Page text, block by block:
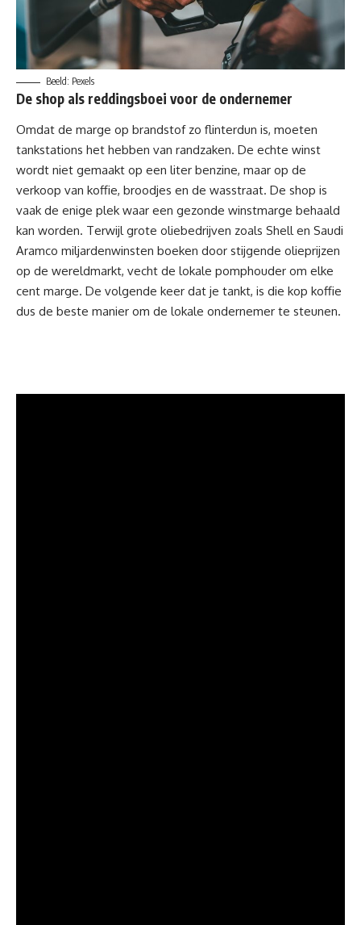
Beeld: Pexels
De shop als reddingsboei voor de ondernemer
Omdat de marge op brandstof zo flinterdun is, moeten
tankstations het hebben van randzaken. De echte winst
wordt niet gemaakt op een liter benzine, maar op de
verkoop van koffie, broodjes en de wasstraat. De shop is
vaak de enige plek waar een gezonde winstmarge behaald
kan worden. Terwijl grote oliebedrijven zoals Shell en Saudi
Aramco miljardenwinsten boeken door stijgende olieprijzen
op de wereldmarkt, vecht de lokale pomphouder om elke
cent marge. De volgende keer dat je tankt, is die kop koffie
dus de beste manier om de lokale ondernemer te steunen.